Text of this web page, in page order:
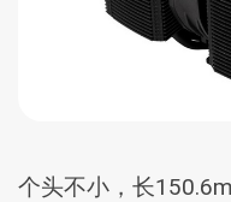
个头不小，长